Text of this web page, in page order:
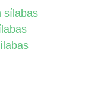
sílabas